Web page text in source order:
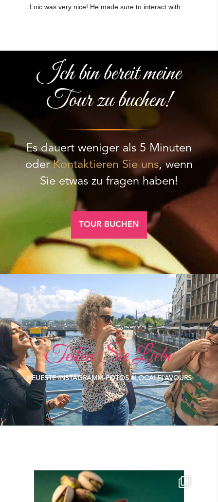
Ich bin bereit meine
Tour zu buchen!
Es dauert weniger als 5 Minuten
oderKontaktieren Sie uns, wenn
Sie etwas zu fragen haben!
TOUR BUCHEN
Teilen Sie Liebe
NEUESTE INSTAGRAMM-FOTOS #LOCALFLAVOURS